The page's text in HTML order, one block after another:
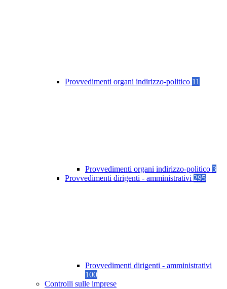
Provvedimenti organi indirizzo-politico 11
Provvedimenti organi indirizzo-politico 3
Provvedimenti dirigenti - amministrativi 295
Provvedimenti dirigenti - amministrativi
100
Controlli sulle imprese